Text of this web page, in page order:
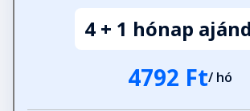
4 + 1 hónap
4792 Ft/ hó